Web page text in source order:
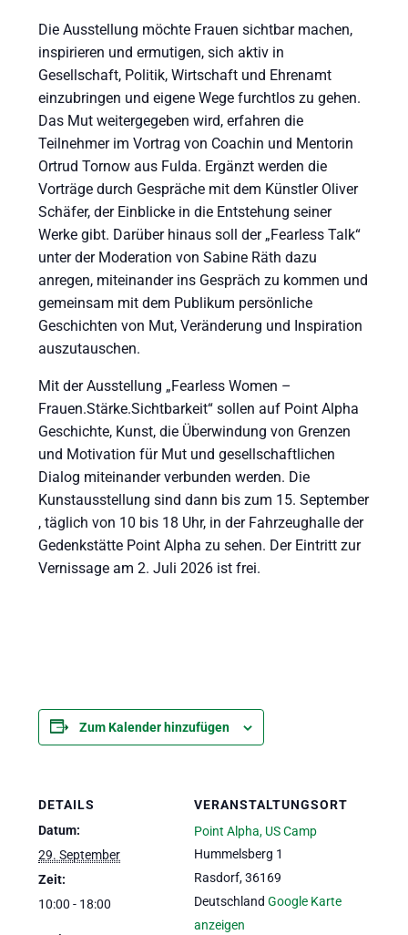
Die Ausstellung möchte Frauen sichtbar machen,
inspirieren und ermutigen, sich aktiv in
Gesellschaft, Politik, Wirtschaft und Ehrenamt
einzubringen und eigene Wege furchtlos zu gehen.
Das Mut weitergegeben wird, erfahren die
Teilnehmer im Vortrag von Coachin und Mentorin
Ortrud Tornow aus Fulda. Ergänzt werden die
Vorträge durch Gespräche mit dem Künstler Oliver
Schäfer, der Einblicke in die Entstehung seiner
Werke gibt. Darüber hinaus soll der „Fearless Talk“
unter der Moderation von Sabine Räth dazu
anregen, miteinander ins Gespräch zu kommen und
gemeinsam mit dem Publikum persönliche
Geschichten von Mut, Veränderung und Inspiration
auszutauschen.
Mit der Ausstellung „Fearless Women –
Frauen.Stärke.Sichtbarkeit“ sollen auf Point Alpha
Geschichte, Kunst, die Überwindung von Grenzen
und Motivation für Mut und gesellschaftlichen
Dialog miteinander verbunden werden. Die
Kunstausstellung sind dann bis zum 15. September
, täglich von 10 bis 18 Uhr, in der Fahrzeughalle der
Gedenkstätte Point Alpha zu sehen. Der Eintritt zur
Vernissage am 2. Juli 2026 ist frei.
Zum Kalender hinzufügen
DETAILS
Datum:
29. September
Zeit:
10:00 - 18:00
VERANSTALTUNGSORT
Point Alpha, US Camp
Hummelsberg 1
Rasdorf, 36169
Deutschland Google Karte
anzeigen